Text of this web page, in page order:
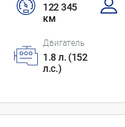
122 345
км
Двигатель
1.8 л. (152
л.с.)